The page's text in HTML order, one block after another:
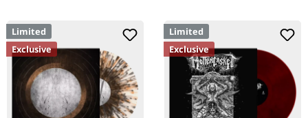
Limited
Exclusive
Limited
Exclusive